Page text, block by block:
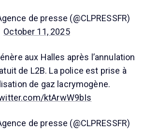
de presse (@CLPRESSFR)
October 11, 2025
aux Halles après l’annulation
de L2B. La police est prise à
de gaz lacrymogène.
ktArwW9bIs
de presse (@CLPRESSFR)